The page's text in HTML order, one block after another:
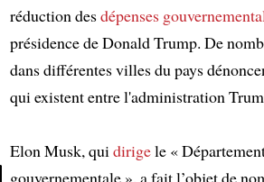
réduction desdépenses
présidence de Donald Trump. De
dans différentes villes du pays
qui existent entre l'administration
Elon Musk, qui dirigele «
gouvernementale », a fait l’objet de